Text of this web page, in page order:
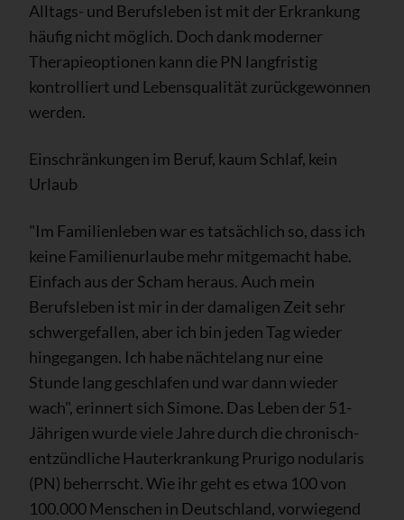
Alltags- und Berufsleben ist mit der Erkrankung
häufig nicht möglich. Doch dank moderner
Therapieoptionen kann die PN langfristig
kontrolliert und Lebensqualität zurückgewonnen
werden.
Einschränkungen im Beruf, kaum Schlaf, kein
Urlaub
"Im Familienleben war es tatsächlich so, dass ich
keine Familienurlaube mehr mitgemacht habe.
Einfach aus der Scham heraus. Auch mein
Berufsleben ist mir in der damaligen Zeit sehr
schwergefallen, aber ich bin jeden Tag wieder
hingegangen. Ich habe nächtelang nur eine
Stunde lang geschlafen und war dann wieder
wach", erinnert sich Simone. Das Leben der 51-
Jährigen wurde viele Jahre durch die chronisch-
entzündliche Hauterkrankung Prurigo nodularis
(PN) beherrscht. Wie ihr geht es etwa 100 von
100.000 Menschen in Deutschland, vorwiegend